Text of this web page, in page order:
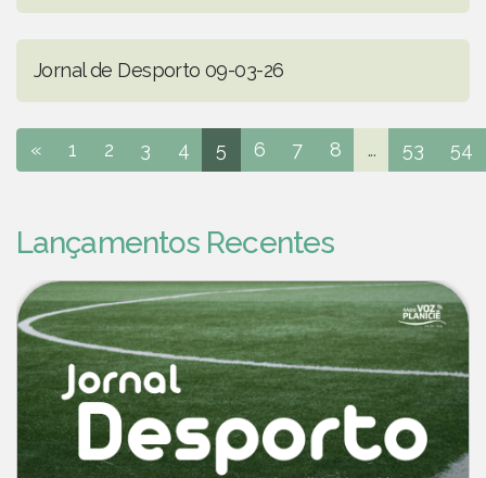
Jornal de Desporto 09-03-26
« 1 2 3 4 5 6 7 8 ... 53 54
Lançamentos Recentes